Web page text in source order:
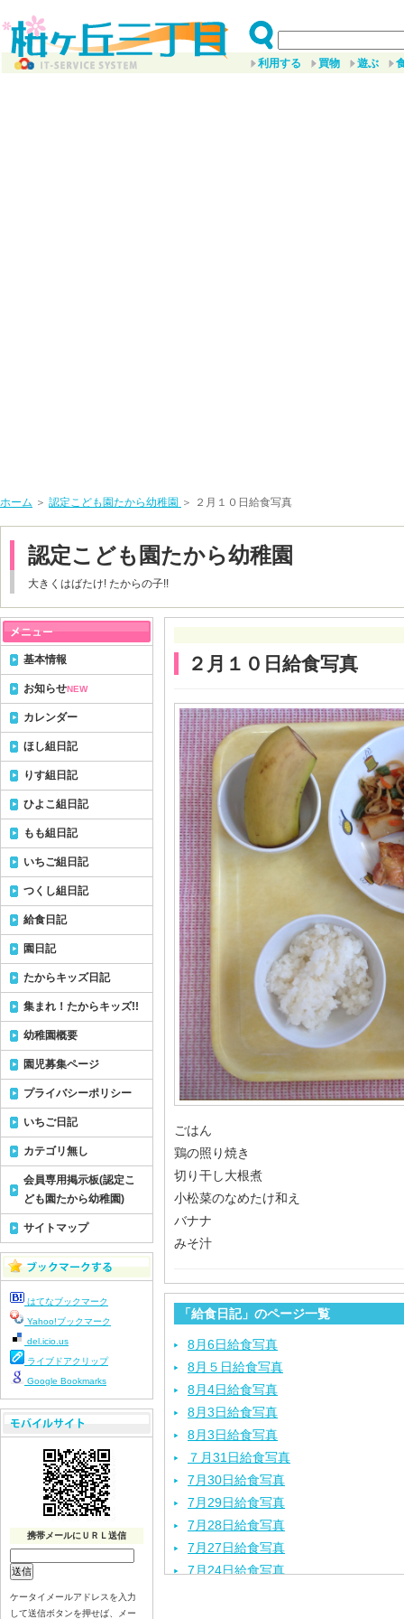
利用する 買物 遊ぶ
ホーム ＞ 認定こども園たから幼稚園 ＞ ２月１０日給食写真
認定こども園たから幼稚園
大きくはばたけ! たからの子!!
２月１０日給食写真
ごはん
鶏の照り焼き
切り干し大根煮
小松菜のなめたけ和え
バナナ
みそ汁
「給食日記」のページ一覧
8月6日給食写真
8月５日給食写真
8月4日給食写真
8月3日給食写真
8月3日給食写真
７月31日給食写真
7月30日給食写真
7月29日給食写真
7月28日給食写真
7月27日給食写真
7月24日給食写真
基本情報
お知らせNEW
カレンダー
ほし組日記
りす組日記
ひよこ組日記
もも組日記
いちご組日記
つくし組日記
給食日記
園日記
たからキッズ日記
集まれ！たからキッズ!!
幼稚園概要
園児募集ページ
プライバシーポリシー
いちご日記
カテゴリ無し
会員専用掲示板(認定こ
ども園たから幼稚園)
サイトマップ
はてなブックマーク
Yahoo!ブックマーク
del.icio.us
ライブドアクリップ
Google Bookmarks
携帯メールにＵＲＬ送信
ケータイメールアドレスを入力
して送信ボタンを押せば、メー